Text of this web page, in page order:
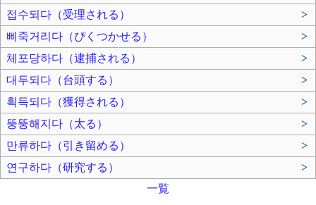
접수되다（受理される）
>
삐죽거리다（ぴくつかせる）
>
체포당하다（逮捕される）
>
대두되다（台頭する）
>
획득되다（獲得される）
>
뚱뚱해지다（太る）
>
만류하다（引き留める）
>
연구하다（研究する）
>
一覧